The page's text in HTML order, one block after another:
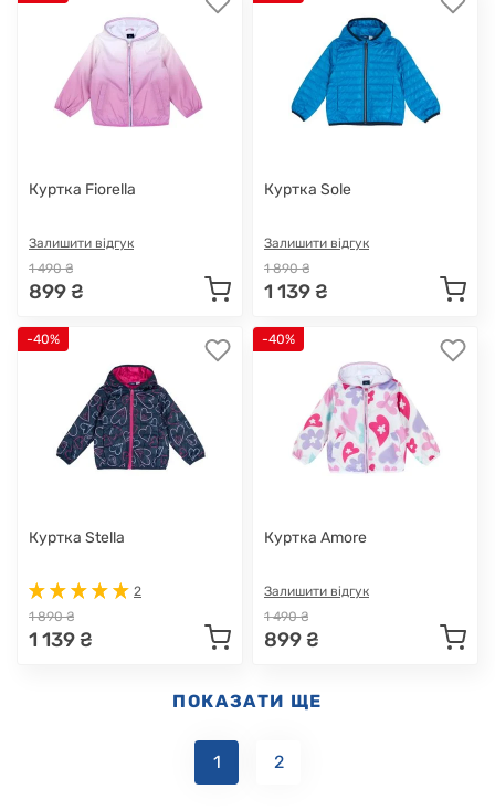
Куртка Fiorella
Залишити відгук
1 490 ₴
899 ₴
Куртка Sole
Залишити відгук
1 890 ₴
1 139 ₴
-40%
Куртка Stella
2
1 890 ₴
1 139 ₴
-40%
Куртка Amore
Залишити відгук
1 490 ₴
899 ₴
ПОКАЗАТИ ЩЕ
1 2